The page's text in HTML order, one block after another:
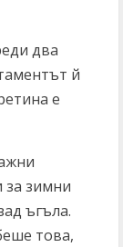
два
й
е
за зимни
ъгъла.
това,